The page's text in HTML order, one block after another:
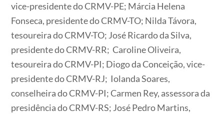
vice-presidente do CRMV-PE; Márcia Helena
Fonseca, presidente do CRMV-TO; Nilda Távora,
tesoureira do CRMV-TO; José Ricardo da Silva,
presidente do CRMV-RR; Caroline Oliveira,
tesoureira do CRMV-PI; Diogo da Conceição, vice-
presidente do CRMV-RJ; Iolanda Soares,
conselheira do CRMV-PI; Carmen Rey, assessora da
presidência do CRMV-RS; José Pedro Martins,